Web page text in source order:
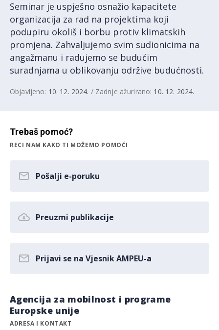
Seminar je uspješno osnažio kapacitete
organizacija za rad na projektima koji
podupiru okoliš i borbu protiv klimatskih
promjena. Zahvaljujemo svim sudionicima na
angažmanu i radujemo se budućim
suradnjama u oblikovanju održive budućnosti.
Objavljeno: 10. 12. 2024. / Zadnje ažurirano: 10. 12. 2024.
Trebaš pomoć?
RECI NAM KAKO TI MOŽEMO POMOĆI
Pošalji e-poruku
Preuzmi publikacije
Prijavi se na Vjesnik AMPEU-a
Agencija za mobilnost i programe
Europske unije
ADRESA I KONTAKT